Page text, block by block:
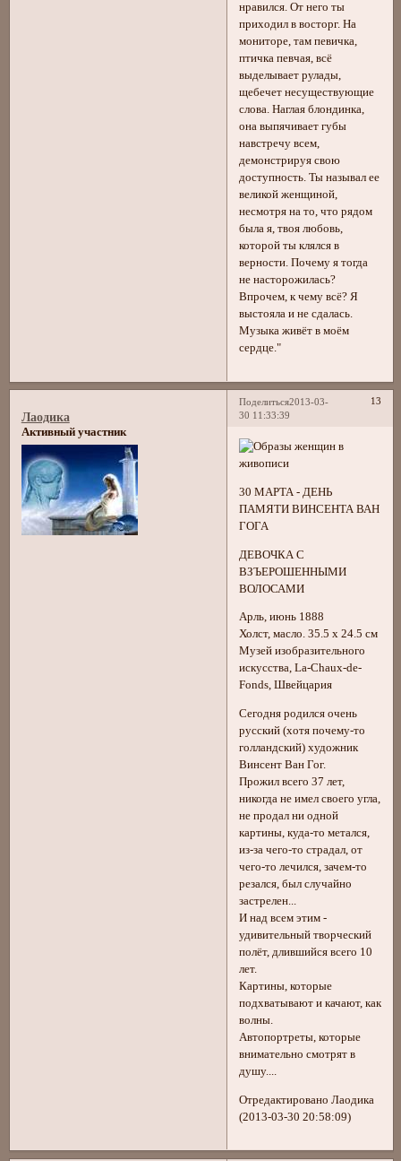
нравился. От него ты
приходил в восторг. На
мониторе, там певичка,
птичка певчая, всё
выделывает рулады,
щебечет несуществующие
слова. Наглая блондинка,
она выпячивает губы
навстречу всем,
демонстрируя свою
доступность. Ты называл ее
великой женщиной,
несмотря на то, что рядом
была я, твоя любовь,
которой ты клялся в
верности. Почему я тогда
не насторожилась?
Впрочем, к чему всё? Я
выстояла и не сдалась.
Музыка живёт в моём
сердце."
Поделиться 13
2013-03-
30 11:33:39
Лаодика
Активный участник
30 МАРТА - ДЕНЬ
ПАМЯТИ ВИНСЕНТА ВАН
ГОГА
ДЕВОЧКА С
ВЗЪЕРОШЕННЫМИ
ВОЛОСАМИ
Арль, июнь 1888
Холст, масло. 35.5 x 24.5 см
Музей изобразительного
искусства, La-Chaux-de-
Fonds, Швейцария
Сегодня родился очень
русский (хотя почему-то
голландский) художник
Винсент Ван Гог.
Прожил всего 37 лет,
никогда не имел своего угла,
не продал ни одной
картины, куда-то метался,
из-за чего-то страдал, от
чего-то лечился, зачем-то
резался, был случайно
застрелен...
И над всем этим -
удивительный творческий
полёт, длившийся всего 10
лет.
Картины, которые
подхватывают и качают, как
волны.
Автопортреты, которые
внимательно смотрят в
душу....
Отредактировано Лаодика
(2013-03-30 20:58:09)